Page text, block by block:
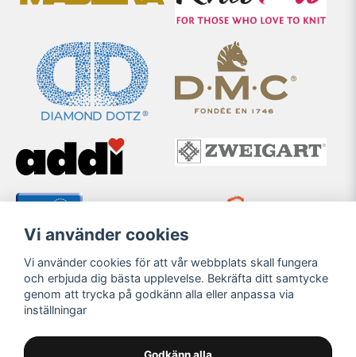
Vi använder cookies
Vi använder cookies för att vår webbplats skall fungera
och erbjuda dig bästa upplevelse. Bekräfta ditt samtycke
genom att trycka på godkänn alla eller anpassa via
inställningar
Godkänn alla